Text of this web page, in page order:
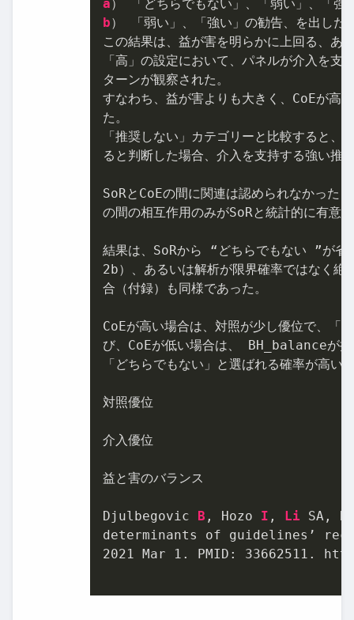
a
b） 「弱い」、「強い」の勧告、を出した
この結果は、益が害を明らかに上回る、あ
「高」の設定において、パネルが介入を
ターンが観察された。
すなわち、益が害よりも大きく、CoEが高
た。
「推奨しない」カテゴリーと比較すると
ると判断した場合、介入を支持する強い推
SoRとCoEの間に関連は認められなかった
の間の相互作用のみがSoRと統計的に有意
2b）、あるいは解析が限界確率ではなく絶
合（付録）も同様であった。
CoEが高い場合は、対照が少し優位で、「
び、CoEが低い場合は、 BH_balanceが拮
「どちらでもない」と選ばれる確率が高い
対照優位
介入優位
益と害のバランス
Djulbegovic B , Hozo I , Li SA,
determinants of guidelines’
2021 Mar 1 . PMID: 33662511 .